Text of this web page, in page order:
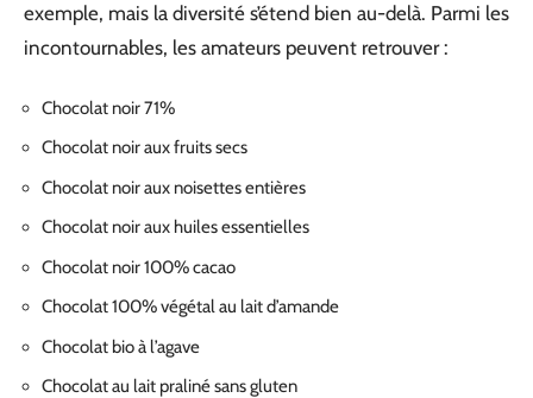
exemple, mais la diversité s’étend bien au-delà. Parmi les
incontournables, les amateurs peuvent retrouver :
Chocolat noir 71%
Chocolat noir aux fruits secs
Chocolat noir aux noisettes entières
Chocolat noir aux huiles essentielles
Chocolat noir 100% cacao
Chocolat 100% végétal au lait d’amande
Chocolat bio à l’agave
Chocolat au lait praliné sans gluten